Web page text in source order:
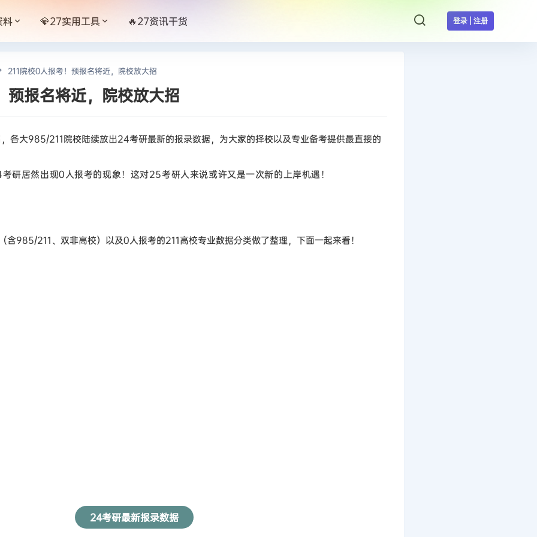
登录 | 注册
料 💎27实用工具 🔥27资讯干货
211院校0人报考！预报名将近，院校放大招
预报名将近，院校放大招
各大985/211院校陆续放出24考研最新的报录数据，为大家的择校以及专业备考提供最直接的
研居然出现0人报考的现象！ 这对25考研人来说或许又是一次新的上岸机遇！
含985/211、双非高校）以及0人报考的211高校专业数据分类做了整理，下面一起来看！
24考研最新报录数据